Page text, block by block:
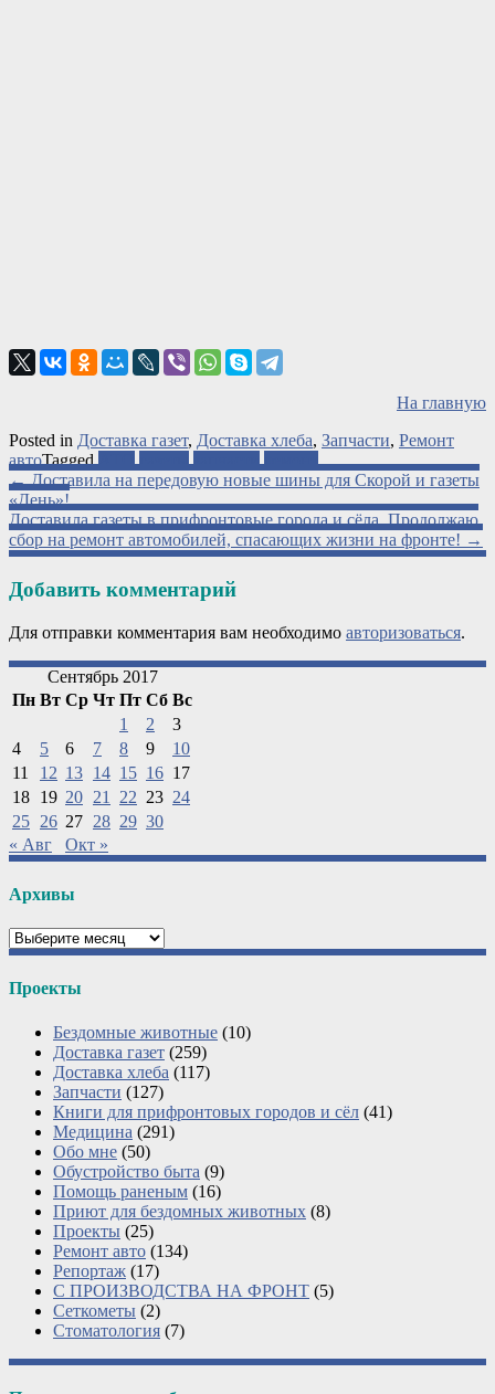
На главную
Posted in Доставка газет, Доставка хлеба, Запчасти, Ремонт
автоTagged
Post
navigation
←Доставила на передовую новые шины для Скорой и газеты
«День»!
Доставила газеты в прифронтовые города и сёла. Продолжаю
сбор на ремонт автомобилей, спасающих жизни на фронте! →
Добавить комментарий
Для отправки комментария вам необходимо авторизоваться.
Сентябрь 2017
Пн Вт Ср Чт Пт Сб Вс
1
2
3
4
5 6 7 8 9
10
11
12 13 14 15 16 17
18 19 20 21 22 23 24
25 26 27 28 29 30
« Авг
Окт »
Архивы
Архивы
Проекты
Бездомные животные (10)
Доставка газет (259)
Доставка хлеба (117)
Запчасти (127)
Книги для прифронтовых городов и сёл (41)
Медицина (291)
Обо мне (50)
Обустройство быта (9)
Помощь раненым (16)
Приют для бездомных животных (8)
Проекты (25)
Ремонт авто (134)
Репортаж (17)
С ПРОИЗВОДСТВА НА ФРОНТ (5)
Сеткометы (2)
Стоматология (7)